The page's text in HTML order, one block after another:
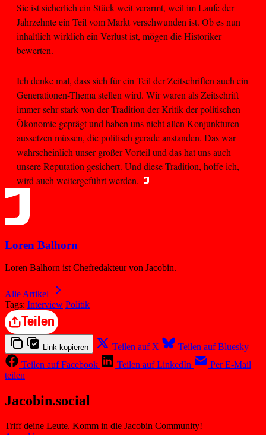
Sie ist sicherlich ein Stück weit verarmt, weil im Laufe der
Jahrzehnte ein Teil vom Markt verschwunden ist. Ob es nun
inhaltlich wirklich ein Verlust ist, mögen die Historiker
bewerten.
Ich denke mal, dass sich für ein Teil der Zeitschriften auch ein
Generationen-Thema stellen wird. Wir waren als Zeitschrift
immer sehr stark von der Tradition der Kritik der politischen
Ökonomie geprägt und haben uns nicht allen Konjunkturen
aussetzen müssen, die politisch gerade anstanden. Das war
wahrscheinlich unser großer Vorteil und das hat uns auch
unsere Reputation gesichert. Und diese Tradition, hoffe ich,
wird auch weitergeführt werden.
Loren Balhorn
Loren Balhorn ist Chefredakteur von Jacobin.
Alle Artikel
Tags: Interview Politik
Teilen
Link kopieren Teilen auf X
Teilen auf Bluesky
Teilen auf Facebook
Teilen auf LinkedIn
Per E-Mail
teilen
Jacobin.social
Triff deine Leute. Komm in die Jacobin Community!